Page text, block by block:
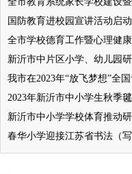
国防教育进校园宣讲活动启动